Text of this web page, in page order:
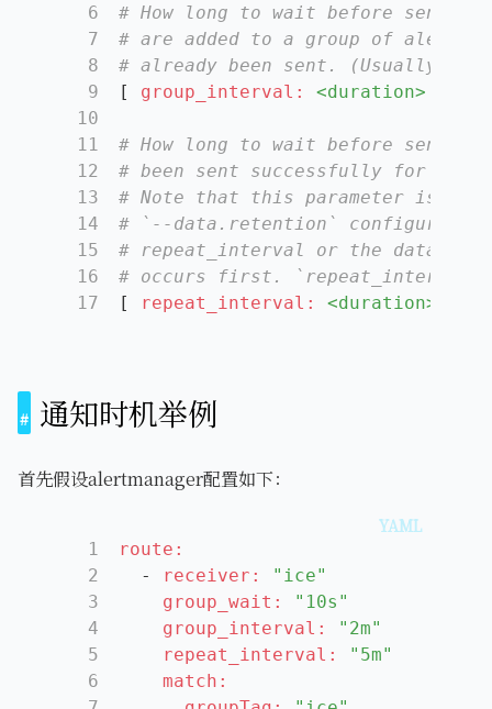
6
7
8
9
10
11
12
13
14
15
16
17
# How long to wait before
# are added to a group of
# already been sent. (Usually ~5m
[ group_interval: <duration>
# How long to wait before
# been sent successfully for an
# Note that this parameter is
# `--data.retention`
# repeat_interval or the data
# occurs first. `repeat_interval`
[
repeat_interval: <duration>
通知时机举例
首先假设alertmanager配置如下：
1
2
3
4
5
6
route:
-
receiver:
"ice"
group_wait:
"10s"
group_interval:
"2m"
repeat_interval:
"5m"
match: